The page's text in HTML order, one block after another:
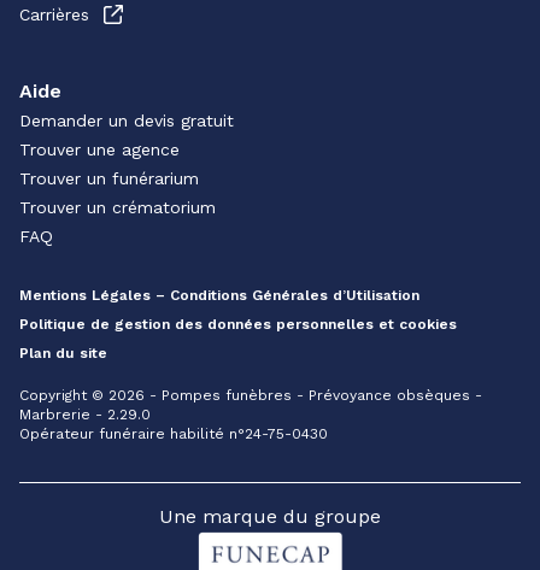
Carrières
Aide
Demander un devis gratuit
Trouver une agence
Trouver un funérarium
Trouver un crématorium
FAQ
Mentions Légales – Conditions Générales d’Utilisation
Politique de gestion des données personnelles et cookies
Plan du site
Copyright © 2026 - Pompes funèbres - Prévoyance obsèques -
Marbrerie - 2.29.0
Opérateur funéraire habilité n°24-75-0430
Une marque du groupe